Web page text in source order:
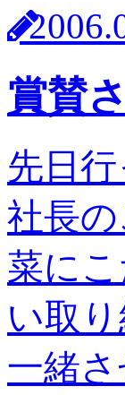
賞賛
先日
社長
菜に
い取
一緒